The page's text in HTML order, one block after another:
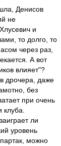
Денисов
не
и
то долго, то
через раз,
А вот
влияет"?
дрочера, даже
без
при очень
ли
уровень
можно